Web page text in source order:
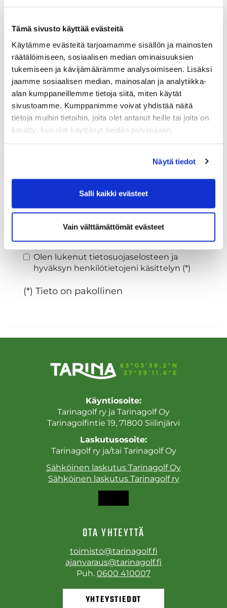
Tämä sivusto käyttää evästeitä
Käytämme evästeitä tarjoamamme sisällön ja mainosten
räätälöimiseen, sosiaalisen median ominaisuuksien
tukemiseen ja kävijämäärämme analysoimiseen. Lisäksi
jaamme sosiaalisen median, mainosalan ja analytiikka-
alan kumppaneillemme tietoja siitä, miten käytät
sivustoamme. Kumppanimme voivat yhdistää näitä
tietoja muihin tietoihin, joita olet antanut heille tai joita on
kerätty, kun olet käyttänyt heidän palvelujaan.
Näytä tiedot
Salli kaikki evästeet
Vain välttämättömät evästeet
Lisätiedot
Syntymäaika: (*)
Rekisteröidy
Haluan tilata Tarina Golf uutiskirjeen
Olen lukenut tietosuojaselosteen ja
hyväksyn henkilötietojeni käsittelyn (*)
(*) Tieto on pakollinen
Käyntiosoite:
Tarinagolf ry ja Tarinagolf Oy
Tarinagolfintie 19, 71800 Siilinjärvi
Laskutusosoite:
Tarinagolf ry ja/tai Tarinagolf Oy
Sähköinen laskutus Tarinagolf Oy
Sähköinen laskutus Tarinagolf ry
OTA YHTEYTTÄ
toimisto@tarinagolf.fi
ajanvaraus@tarinagolf.fi
Puh. 0600 410007
YHTEYSTIEDOT